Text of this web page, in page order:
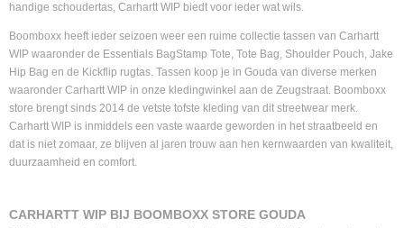
handige schoudertas, Carhartt WIP biedt voor ieder wat wils.
Boomboxx heeft ieder seizoen weer een ruime collectie tassen van Carhartt
WIP waaronder de Essentials BagStamp Tote, Tote Bag, Shoulder Pouch, Jake
Hip Bag en de Kickflip rugtas. Tassen koop je in Gouda van diverse merken
waaronder Carhartt WIP in onze kledingwinkel aan de Zeugstraat. Boomboxx
store brengt sinds 2014 de vetste tofste kleding van dit streetwear merk.
Carhartt WIP is inmiddels een vaste waarde geworden in het straatbeeld en
dat is niet zomaar, ze blijven al jaren trouw aan hen kernwaarden van kwaliteit,
duurzaamheid en comfort.
CARHARTT WIP BIJ BOOMBOXX STORE GOUDA